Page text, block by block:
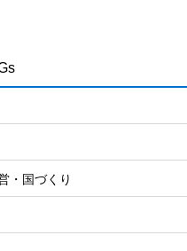
・国づくり